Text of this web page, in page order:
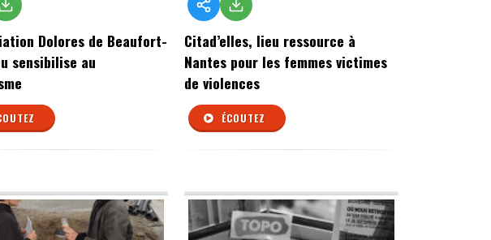
Dolores de Beaufort-
sensibilise au
Citad’elles, lieu ressource à
Nantes pour les femmes victimes
de violences
ÉCOUTEZ